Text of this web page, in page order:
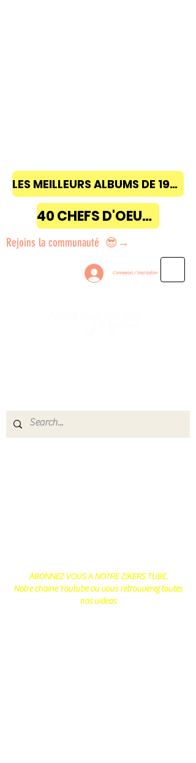
LES MEILLEURS ALBUMS DE 1968 à 2018
40 CHEFS D'OEUVRE
Rejoins la communauté 😎→
Connexion / Inscription
ABONNEZ VOUS A NOTRE ZIKERS TUBE.
Notre chaine Youtube ou vous retrouverez toutes
nos videos